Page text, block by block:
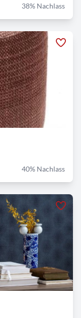
38% Nachlass
40% Nachlass